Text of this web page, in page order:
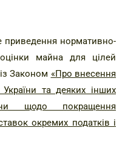
приведення нормативно-
майна для цілей
Законом «Про внесення
та деяких інших
щодо покращення
окремих податків і